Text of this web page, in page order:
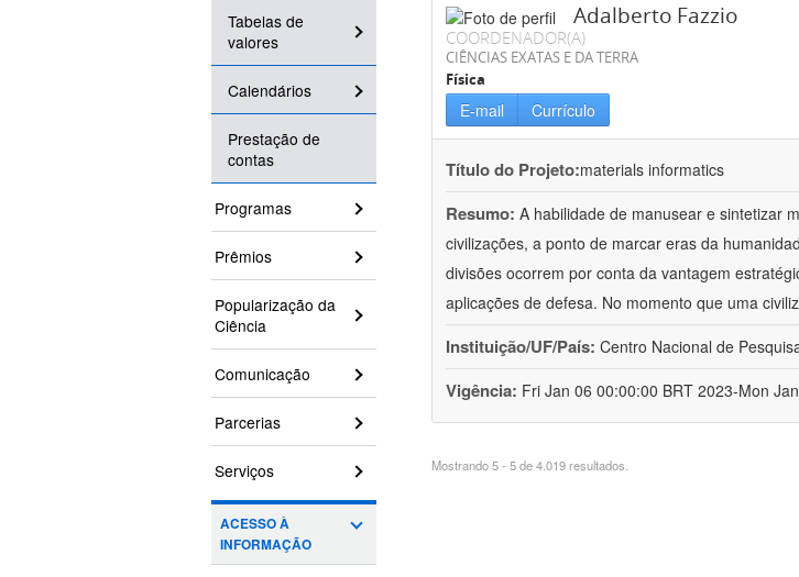
Tabelas de
valores
Calendários
Prestação de
contas
Programas
Prêmios
Popularização da
Ciência
Comunicação
Parcerias
Serviços
ACESSO À
INFORMAÇÃO
Adalberto Fazzio
COORDENADOR(A)
CIÊNCIAS EXATAS E DA TERRA
Física
E-mail Currículo
Título do Projeto:materials informatics
Resumo: A habilidade de manusear e sintetizar
civilizações, a ponto de marcar eras da
divisões ocorrem por conta da vantagem
aplicações de defesa. No momento que uma
Instituição/UF/País: Centro Nacional de
Vigência: Fri Jan 06 00:00:00 BRT 2023-Mon
Mostrando 5 - 5 de 4.019 resultados.